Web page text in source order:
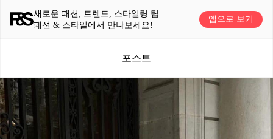
새로운 패션, 트렌드, 스타일링 팁
패션 & 스타일에서 만나보세요!
앱으로 보기
포스트